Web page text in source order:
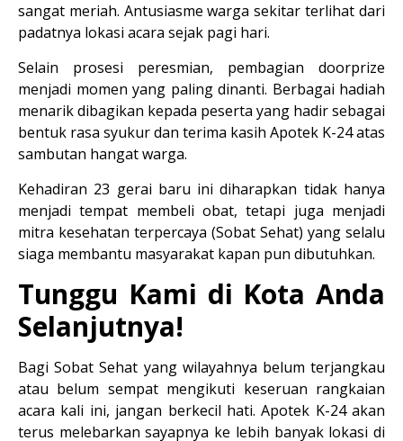
sangat meriah. Antusiasme warga sekitar terlihat dari
padatnya lokasi acara sejak pagi hari.
Selain prosesi peresmian, pembagian doorprize
menjadi momen yang paling dinanti. Berbagai hadiah
menarik dibagikan kepada peserta yang hadir sebagai
bentuk rasa syukur dan terima kasih Apotek K-24 atas
sambutan hangat warga.
Kehadiran 23 gerai baru ini diharapkan tidak hanya
menjadi tempat membeli obat, tetapi juga menjadi
mitra kesehatan terpercaya (Sobat Sehat) yang selalu
siaga membantu masyarakat kapan pun dibutuhkan.
Tunggu Kami di Kota Anda
Selanjutnya!
Bagi Sobat Sehat yang wilayahnya belum terjangkau
atau belum sempat mengikuti keseruan rangkaian
acara kali ini, jangan berkecil hati. Apotek K-24 akan
terus melebarkan sayapnya ke lebih banyak lokasi di